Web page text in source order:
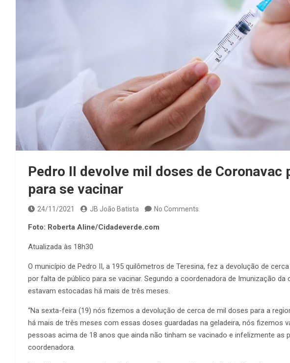
Pedro II devolve mil doses de Coronavac
para se vacinar
24/11/2021 JB João Batista No Comments
Foto: Roberta Aline/Cidadeverde.com
Atualizada às 18h30
O município de Pedro II, a 195 quilômetros de Teresina, fez a devolução de
por falta de público para se vacinar. Segundo a coordenadora de Imunização da
estavam estocadas há mais de três meses.
“Na sexta-feira (19) nós fizemos a devolução de cerca de mil doses para a
há mais de três meses com essas doses guardadas na geladeira, nós fizemos
pessoas acima de 18 anos que ainda não tinham se vacinado e infelizmente as
coordenadora.